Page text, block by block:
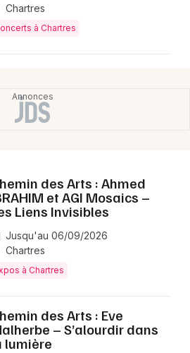
Chartres
à Chartres
des Arts : Ahmed
et AGI Mosaics –
Liens Invisibles
Jusqu'au 06/09/2026
Chartres
à Chartres
des Arts : Eve
– S’alourdir dans
lumière